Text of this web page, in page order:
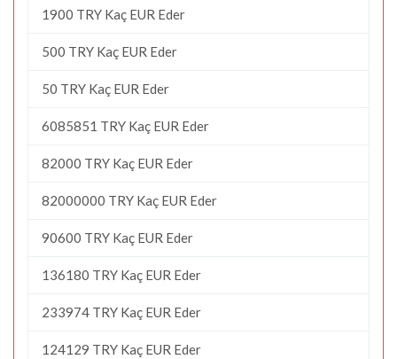
1900 TRY Kaç EUR Eder
500 TRY Kaç EUR Eder
50 TRY Kaç EUR Eder
6085851 TRY Kaç EUR Eder
82000 TRY Kaç EUR Eder
82000000 TRY Kaç EUR Eder
90600 TRY Kaç EUR Eder
136180 TRY Kaç EUR Eder
233974 TRY Kaç EUR Eder
124129 TRY Kaç EUR Eder